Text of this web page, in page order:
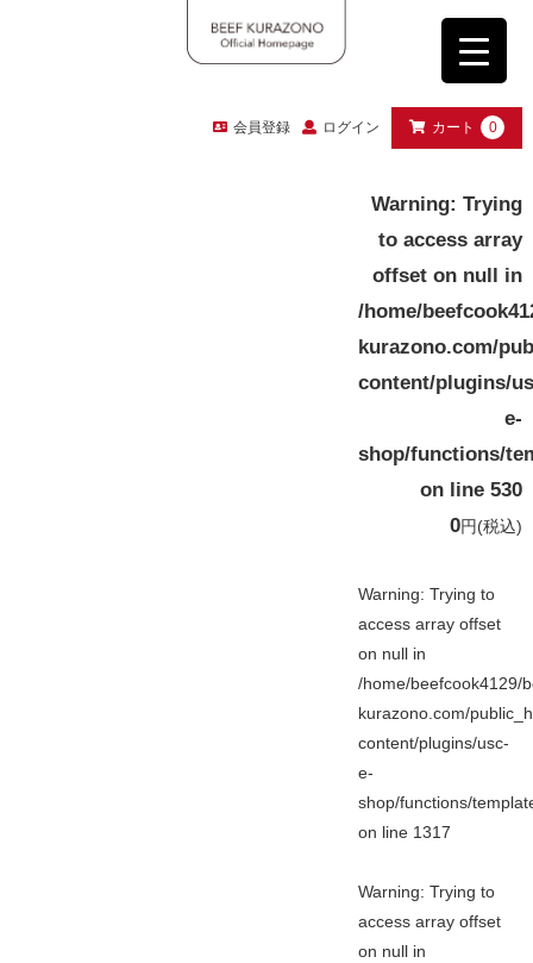
会員登録 ログイン カート 0
Warning: Trying
to access array
offset on null in
/home/
kurazono.com/
content/plugins/
e-
shop/functions/
on line530
0円(税込)
Warning: Trying to
access array offset
on null in
/home/beefcook4129/
kurazono.com/
content/plugins/usc-
e-
shop/functions/
on line 1317
Warning: Trying to
access array offset
on null in